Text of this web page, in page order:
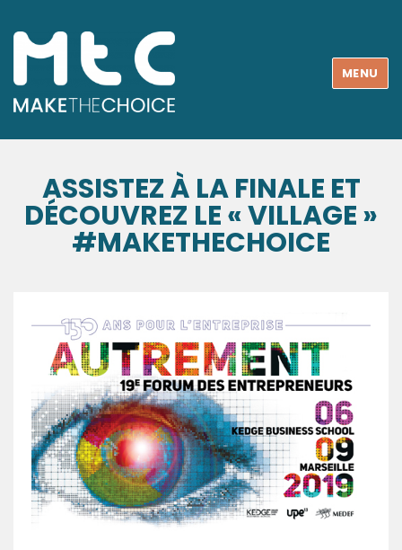
MENU
ASSISTEZ À LA FINALE ET
DÉCOUVREZ LE « VILLAGE »
#MAKETHECHOICE